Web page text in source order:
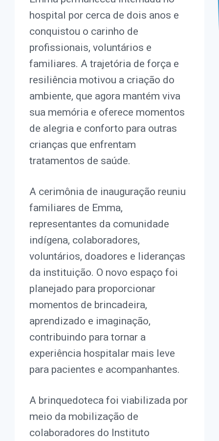
hospital por cerca de dois anos e
conquistou o carinho de
profissionais, voluntários e
familiares. A trajetória de força e
resiliência motivou a criação do
ambiente, que agora mantém viva
sua memória e oferece momentos
de alegria e conforto para outras
crianças que enfrentam
tratamentos de saúde.
A cerimônia de inauguração reuniu
familiares de Emma,
representantes da comunidade
indígena, colaboradores,
voluntários, doadores e lideranças
da instituição. O novo espaço foi
planejado para proporcionar
momentos de brincadeira,
aprendizado e imaginação,
contribuindo para tornar a
experiência hospitalar mais leve
para pacientes e acompanhantes.
A brinquedoteca foi viabilizada por
meio da mobilização de
colaboradores do Instituto